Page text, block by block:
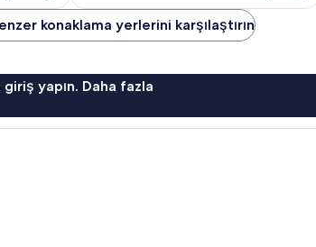
konaklama yerlerini karşılaştırın
yapın. Daha fazla